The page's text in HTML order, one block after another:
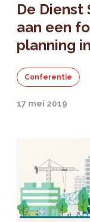
De
aan een
planning
Conferentie
17 mei 2019